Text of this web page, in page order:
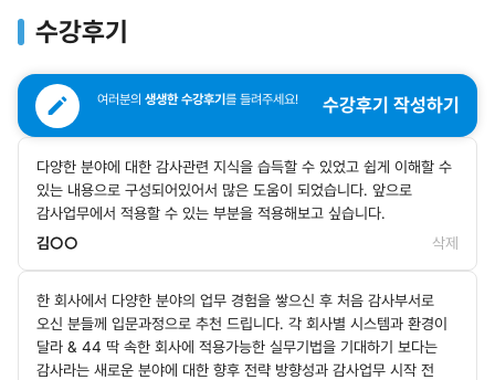
수강후기
여러분의 생생한 수강후기 를 들려주세요! 수강후기 작성하기
다양한 분야에 대한 감사관련 지식을 습득할 수 있었고 쉽게 이해할 수
있는 내용으로 구성되어있어서 많은 도움이 되었습니다. 앞으로
감사업무에서 적용할 수 있는 부분을 적용해보고 싶습니다.
김○○
삭제
한 회사에서 다양한 분야의 업무 경험을 쌓으신 후 처음 감사부서로
오신 분들께 입문과정으로 추천 드립니다. 각 회사별 시스템과 환경이
달라 & 44 딱 속한 회사에 적용가능한 실무기법을 기대하기 보다는
감사라는 새로운 분야에 대한 향후 전략 방향성과 감사업무 시작 전